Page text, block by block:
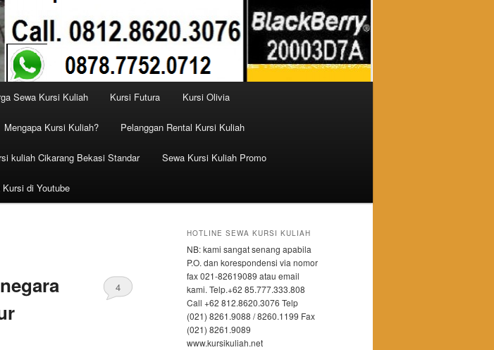
Sewa Kursi Kuliah Kursi Futura Kursi Olivia
Mengapa Kursi Kuliah? Pelanggan Rental Kursi Kuliah
kuliah Cikarang Bekasi Standar Sewa Kursi Kuliah Promo
di Youtube
4
HOTLINE SEWA KURSI KULIAH
NB: kami sangat senang apabila
P.O. dan korespondensi via nomor
fax 021-82619089 atau email
kami. Telp.+62 85.777.333.808
Call +62 812.8620.3076 Telp
(021) 8261.9088 / 8260.1199 Fax
(021) 8261.9089
www.kursikuliah.net